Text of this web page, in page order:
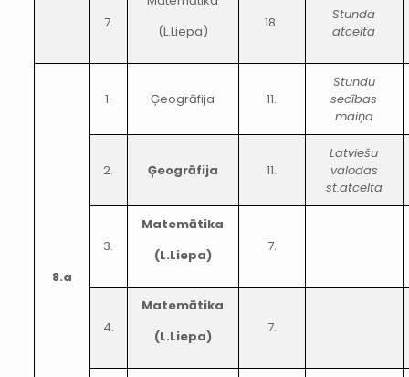
7.
(L.Liepa)
18.
Stunda
atcelta
8.a
1. Ģeogrāfija 11.
Stundu
secības
maiņa
2. Ģeogrāfija 11.
Latviešu
valodas
st.atcelta
3.
Matemātika
(L.Liepa)
7.
4.
Matemātika
(L.Liepa)
7.